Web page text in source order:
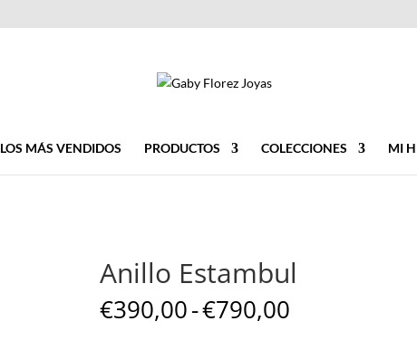
LOS MÁS VENDIDOS PRODUCTOS COLECCIONES MI
Anillo Estambul
€390,00-€790,00